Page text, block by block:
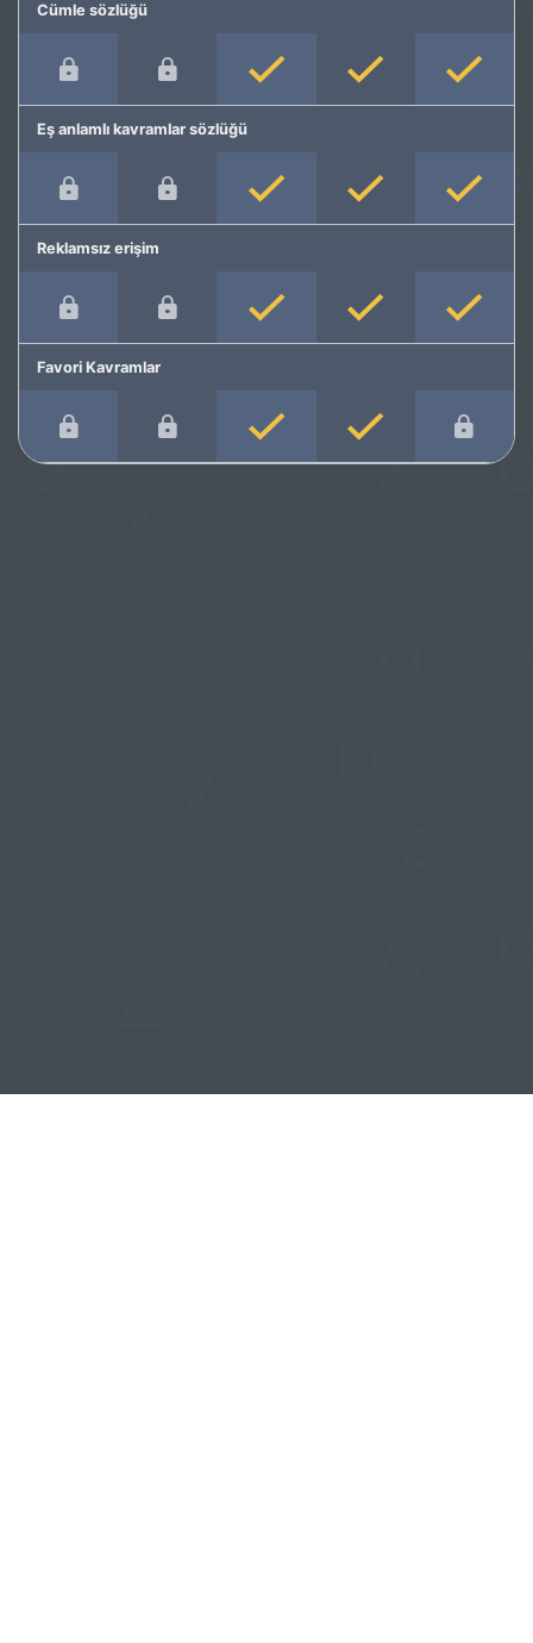
Cümle sözlüğü
Eş anlamlı kavramlar sözlüğü
Reklamsız erişim
Favori Kavramlar